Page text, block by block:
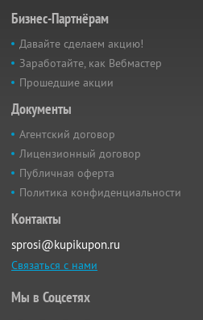
Бизнес-Партнёрам
Давайте сделаем акцию!
Заработайте, как Вебмастер
Прошедшие акции
Документы
Агентский договор
Лицензионный договор
Публичная оферта
Политика конфиденциальности
Контакты
sprosi@kupikupon.ru
Связаться с нами
Мы в Соцсетях